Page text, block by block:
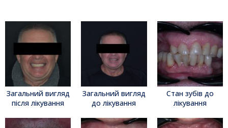
Загальний вигляд
після лікування
Загальний вигляд
до лікування
Стан зубів до
лікування